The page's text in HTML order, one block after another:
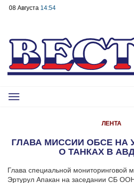
08 Августа 14:54
Toggle
ЛЕНТА
ГЛАВА МИССИИ ОБСЕ НА
О ТАНКАХ В
Глава специальной мониторинговой
Эртурул Апакан на заседании СБ